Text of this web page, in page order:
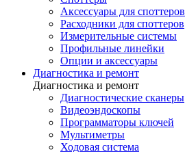
Аксессуары для споттеров
Расходники для споттеров
Измерительные системы
Профильные линейки
Опции и аксессуары
Диагностика и ремонт
Диагностика и ремонт
Диагностические сканеры
Видеоэндоскопы
Программаторы ключей
Мультиметры
Ходовая система